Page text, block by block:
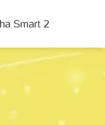
Smart 2